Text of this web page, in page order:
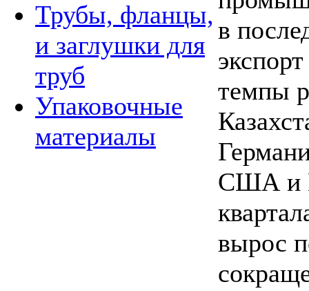
Трубы, фланцы,
и заглушки для
труб
Упаковочные
материалы
в
темпы
США и
вырос